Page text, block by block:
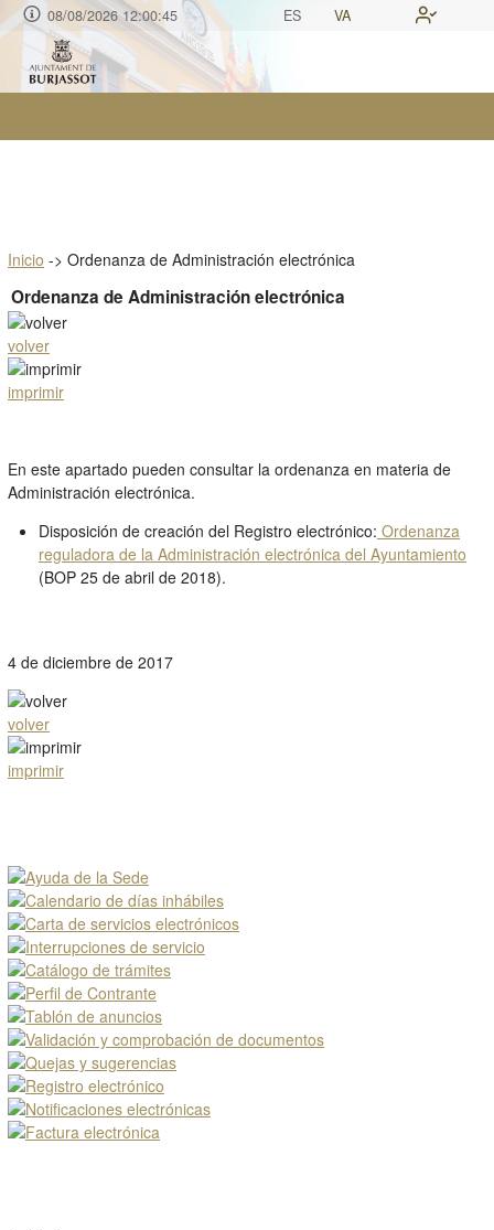
08/08/2026 12:00:45 ES VA
Inicio -> Ordenanza de Administración electrónica
Ordenanza de Administración electrónica
volver
imprimir
En este apartado pueden consultar la ordenanza en materia de
Administración electrónica.
Disposición de creación del Registro electrónico: Ordenanza
reguladora de la Administración electrónica del Ayuntamiento
(BOP 25 de abril de 2018).
4 de diciembre de 2017
volver
imprimir